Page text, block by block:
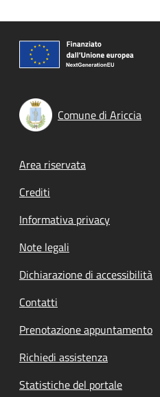
Comune di Ariccia
Footer menu
Area riservata
Crediti
Informativa privacy
Note legali
Dichiarazione di accessibilità
Contatti
Prenotazione appuntamento
Richiedi assistenza
Statistiche del portale